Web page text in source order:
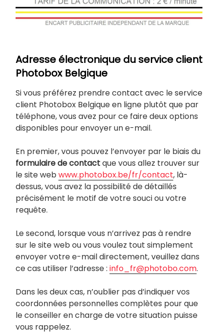
Adresse électronique du service client
Photobox Belgique
Si vous préférez prendre contact avec le service
client Photobox Belgique en ligne plutôt que par
téléphone, vous avez pour ce faire deux options
disponibles pour envoyer un e-mail.
En premier, vous pouvez l’envoyer par le biais du
formulaire de contactque vous allez trouver sur
le site web www.photobox.be/fr/contact, là-
dessus, vous avez la possibilité de détaillés
précisément le motif de votre souci ou votre
requête.
Le second, lorsque vous n’arrivez pas à rendre
sur le site web ou vous voulez tout simplement
envoyer votre e-mail directement, veuillez dans
ce cas utiliser l’adresse : info_fr@photobo.com.
Dans les deux cas, n’oublier pas d’indiquer vos
coordonnées personnelles complètes pour que
le conseiller en charge de votre situation puisse
vous rappelez.